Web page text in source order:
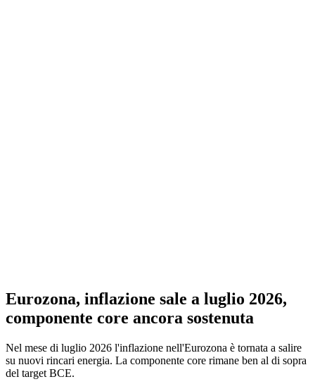
Eurozona, inflazione sale a luglio 2026,
componente core ancora sostenuta
Nel mese di luglio 2026 l'inflazione nell'Eurozona è tornata a salire
su nuovi rincari energia. La componente core rimane ben al di sopra
del target BCE.